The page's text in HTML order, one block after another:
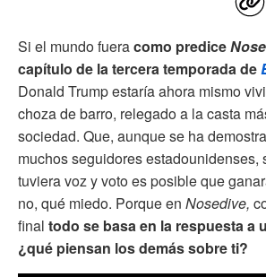
Si el mundo fueracomo predice
capítulo de la tercera temporada de
Donald Trump estaría ahora mismo
choza de barro, relegado a la casta
sociedad. Que, aunque se ha
muchos seguidores estadounidenses,
tuviera voz y voto es posible que
no, qué miedo. Porque en Nosedive,
final todo se basa en la respuesta a
¿qué piensan los demás sobre ti?